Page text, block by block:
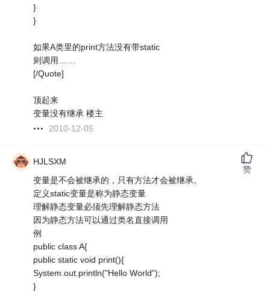
}
}
如果A类里的print方法没有带static
则调用……
[/Quote]
顶起来
变量没有继承 楼主
2010-12-05
HJLSXM
变量是不会被继承的，只有方法才会被继承。
定义static变量是称为静态变量
理解静态变量必须先理解静态方法
因为静态方法可以通过类名直接调用
例
public class A{
public static void print(){
System.out.println("Hello World");
}
赞